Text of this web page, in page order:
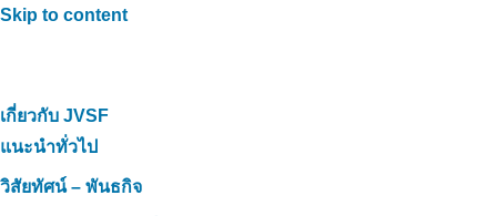
Skip to content
เกี่ยวกับ JVSF
แนะนำทั่วไป
วิสัยทัศน์ – พันธกิจ